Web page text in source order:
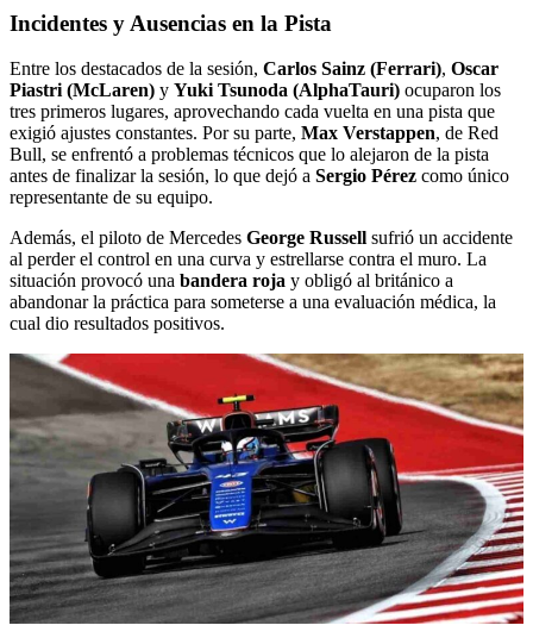
Incidentes y Ausencias en la Pista
Entre los destacados de la sesión, Carlos Sainz (Ferrari), Oscar
Piastri (McLaren) y Yuki Tsunoda (AlphaTauri) ocuparon los
tres primeros lugares, aprovechando cada vuelta en una pista que
exigió ajustes constantes. Por su parte, Max Verstappen, de Red
Bull, se enfrentó a problemas técnicos que lo alejaron de la pista
antes de finalizar la sesión, lo que dejó a Sergio Pérez como único
representante de su equipo.
Además, el piloto de Mercedes George Russell sufrió un accidente
al perder el control en una curva y estrellarse contra el muro. La
situación provocó una bandera roja y obligó al británico a
abandonar la práctica para someterse a una evaluación médica, la
cual dio resultados positivos.